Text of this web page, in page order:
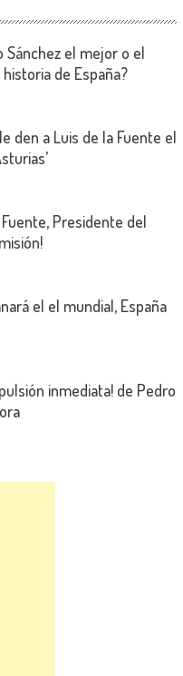
Sánchez el mejor o el
de España?
den a Luis de la Fuente el
Fuente, Presidente del
el el mundial, España
inmediata! de Pedro